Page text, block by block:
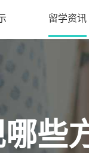
留学资讯
些